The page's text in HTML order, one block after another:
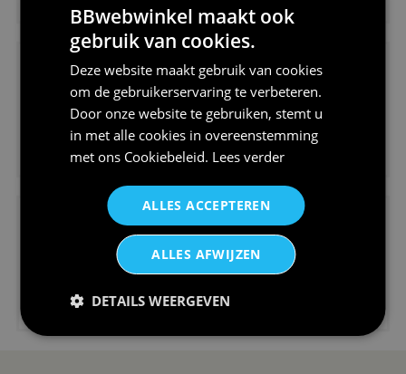
Koningsdag shirt heren v-hals ...
€24,95
V-hals shirt rood wit blauw st...
€24,95
BBwebwinkel maakt ook
gebruik van cookies.
Deze website maakt gebruik van cookies
om de gebruikerservaring te verbeteren.
Door onze website te gebruiken, stemt u
in met alle cookies in overeenstemming
met ons Cookiebeleid. Lees verder
ALLES ACCEPTEREN
ALLES AFWIJZEN
DETAILS WEERGEVEN